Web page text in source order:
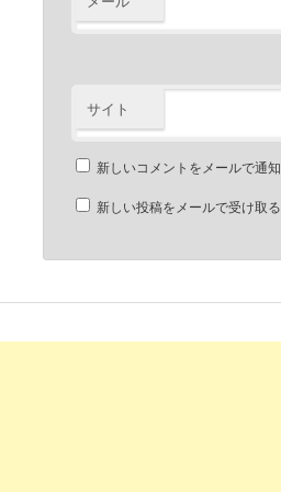
サイト
新しいコメントをメールで通知
新しい投稿をメールで受け取る